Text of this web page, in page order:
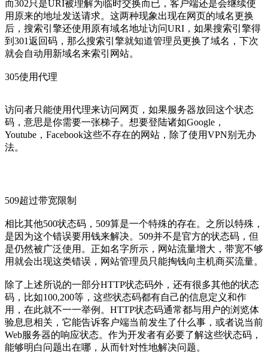
而302只是URI被理解为临时交换而已，客户端还是会继续使
用原来的地址发送请求。这两种现象出现在网页的域名更换
后，搜索引擎还使用原有域名地址访问URI，如果搜索引擎得
到301返回码，那么搜索引擎就知道管理员更换了域名，下次
就会自动用新域名来索引网站。
305使用代理
访问者只能使用代理来访问网页，如果服务器放回这个状态
码，意思是你需要一张梯子。想要登陆诸如Google，
Youtube，Facebook这些不存在的网站，除了使用VPN别无办
法。
509超过带宽限制
相比其他500状态码，509算是一个特殊的存在。之所以特殊，
是因为这个错误要用钱来解决。509并不是官方的状态码，但
是仍然被广泛使用。正如名字所示，网站流量增大，带宽不够
用就会出现这类错误，网站管理员只能掏钱向主机商买流量。
除了上述所说的一部分HTTP状态码外，还有很多其他的状态
码，比如100,200等，这些状态码都有自己的信息定义和作
用，在此就不一一举例。HTTP状态码通常都与用户的浏览体
验息息相关，它能告诉客户端当前发生了什么事，或者说当前
Web服务器的响应状态。作为开发者有必要了解这些状态码，
能够明白问题出在哪，从而针对性地解决问题。